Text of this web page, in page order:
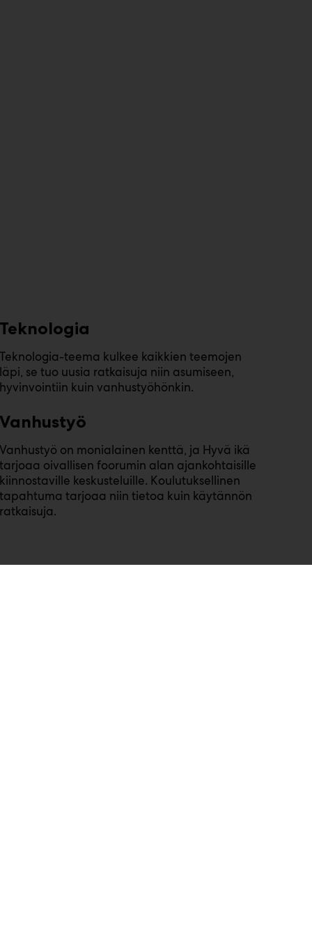
Teknologia
Teknologia-teema kulkee kaikkien teemojen
läpi, se tuo uusia ratkaisuja niin asumiseen,
hyvinvointiin kuin vanhustyöhönkin.
Vanhustyö
Vanhustyö on monialainen kenttä, ja Hyvä ikä
tarjoaa oivallisen foorumin alan ajankohtaisille
kiinnostaville keskusteluille. Koulutuksellinen
tapahtuma tarjoaa niin tietoa kuin käytännön
ratkaisuja.